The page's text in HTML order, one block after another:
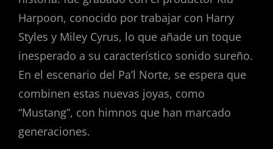
Harpoon, conocido por trabajar con Harry
Styles y Miley Cyrus, lo que añade un toque
inesperado a su característico sonido sureño.
En el escenario del Pa’l Norte, se espera que
combinen estas nuevas joyas, como
“Mustang”, con himnos que han marcado
generaciones.